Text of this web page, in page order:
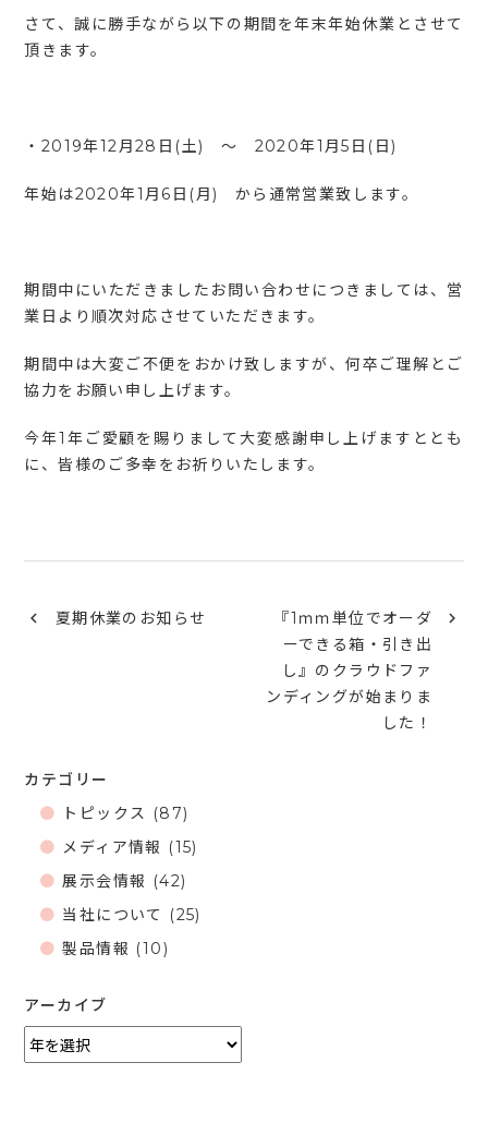
さて、誠に勝手ながら以下の期間を年末年始休業とさせて
頂きます。
・2019年12月28日(土) ～ 2020年1月5日(日)
年始は2020年1月6日(月) から通常営業致します。
期間中にいただきましたお問い合わせにつきましては、営
業日より順次対応させていただきます。
期間中は大変ご不便をおかけ致しますが、何卒ご理解とご
協力をお願い申し上げます。
今年1年ご愛顧を賜りまして大変感謝申し上げますととも
に、皆様のご多幸をお祈りいたします。
夏期休業のお知らせ
『1ｍｍ単位でオーダ
ーできる箱・引き出
し』のクラウドファ
ンディングが始まりま
した！
カテゴリー
トピックス (87)
メディア情報 (15)
展示会情報 (42)
当社について
(25)
製品情報 (10)
アーカイブ